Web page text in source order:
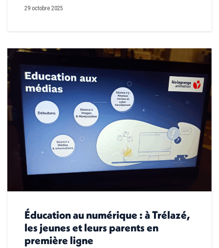
29 octobre 2025
Éducation au numérique : à Trélazé,
les jeunes et leurs parents en
première ligne